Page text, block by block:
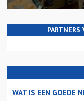
WAT IS EEN GOEDE